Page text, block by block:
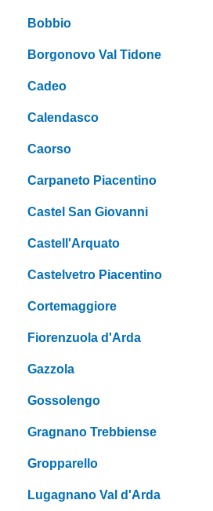
Bobbio
Borgonovo Val Tidone
Cadeo
Calendasco
Caorso
Carpaneto Piacentino
Castel San Giovanni
Castell'Arquato
Castelvetro Piacentino
Cortemaggiore
Fiorenzuola d'Arda
Gazzola
Gossolengo
Gragnano Trebbiense
Gropparello
Lugagnano Val d'Arda